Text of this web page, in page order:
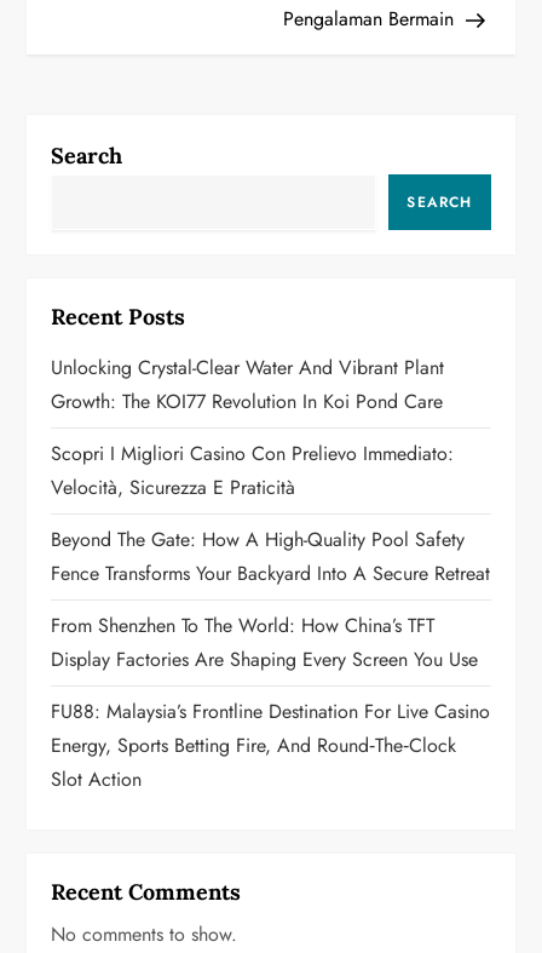
v
a
t
i
o
n
Pengalaman Bermain
Search
SEARCH
Recent Posts
Unlocking Crystal-Clear Water And Vibrant Plant
Growth: The KOI77 Revolution In Koi Pond Care
Scopri I Migliori Casino Con Prelievo Immediato:
Velocità, Sicurezza E Praticità
Beyond The Gate: How A High-Quality Pool Safety
Fence Transforms Your Backyard Into A Secure Retreat
From Shenzhen To The World: How China’s TFT
Display Factories Are Shaping Every Screen You Use
FU88: Malaysia’s Frontline Destination For Live Casino
Energy, Sports Betting Fire, And Round‑the‑Clock
Slot Action
Recent Comments
No comments to show.